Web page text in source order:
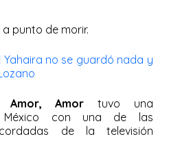
punto de morir.
Yahaira no se guardó nada y
Amor, Amor tuvo una
México con una de las
de la televisión